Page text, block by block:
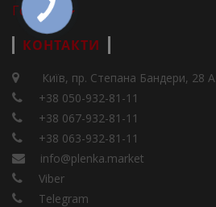
Города
КОНТАКТИ
Київ, пр. Степана Бандери, 28 А
+38 050-932-81-11
+38 067-932-81-11
+38 063-932-81-11
info@plenka.market
Viber
Telegram